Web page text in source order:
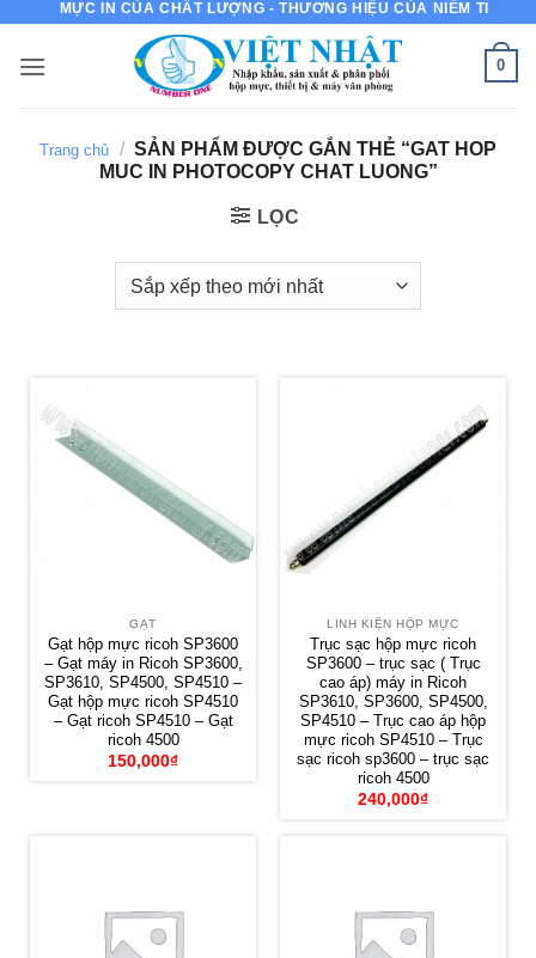
nội
MỰC IN CỦA CHẤT LƯỢNG - THƯƠNG HIỆU CỦA NIỀM TIN
0
Trang chủ / SẢN PHẨM ĐƯỢC GẮN THẺ “GAT HOP
MUC IN PHOTOCOPY CHAT LUONG”
LỌC
GẠT
Gạt hộp mực ricoh SP3600
– Gạt máy in Ricoh SP3600,
SP3610, SP4500, SP4510 –
Gạt hộp mực ricoh SP4510
– Gạt ricoh SP4510 – Gạt
ricoh 4500
150,000₫
LINH KIỆN HỘP MỰC
Trục sạc hộp mực ricoh
SP3600 – trục sạc ( Trục
cao áp) máy in Ricoh
SP3610, SP3600, SP4500,
SP4510 – Trục cao áp hộp
mực ricoh SP4510 – Trục
sạc ricoh sp3600 – trục sạc
ricoh 4500
240,000₫